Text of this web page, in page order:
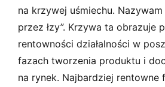
na krzywej uśmiechu. Nazywam
przez łzy”. Krzywa ta obrazuje
rentowności działalności w
fazach tworzenia produktu i
na rynek. Najbardziej rentowne